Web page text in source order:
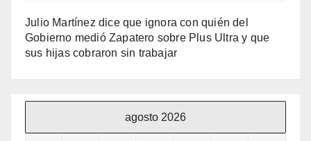
Julio Martínez dice que ignora con quién del
Gobierno medió Zapatero sobre Plus Ultra y que
sus hijas cobraron sin trabajar
agosto 2026